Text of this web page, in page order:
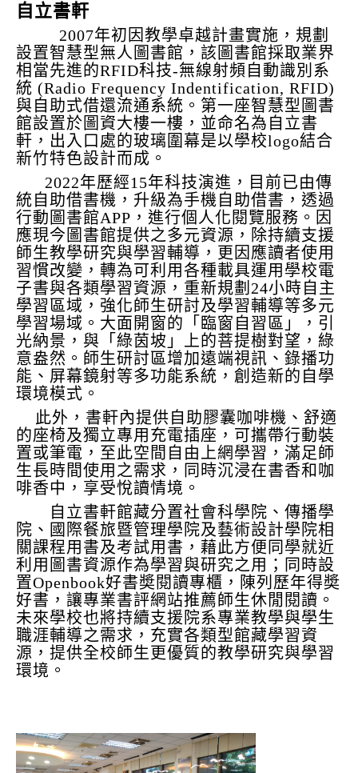
自立書軒
2007年初因教學卓越計畫實施，規劃
設置智慧型無人圖書館，該圖書館採取業界
相當先進的RFID科技-無線射頻自動識別系
統 (Radio Frequency Indentification, RFID)
與自助式借還流通系統。第一座智慧型圖書
館設置於圖資大樓一樓，並命名為自立書
軒，出入口處的玻璃圍幕是以學校logo結合
新竹特色設計而成。
2022年歷經15年科技演進，目前已由傳
統自助借書機，升級為手機自助借書，透過
行動圖書館APP，進行個人化閱覽服務。 因
應現今圖書館提供之多元資源，除持續支援
師生教學研究與學習輔導，更因應讀者使用
習慣改變，轉為可利用各種載具運用學校電
子書與各類學習資源，重新規劃24小時自主
學習區域，強化師生研討及學習輔導等多元
學習場域。大面開窗的「臨窗自習區」，引
光納景，與「綠茵坡」上的菩提樹對望，綠
意盎然。師生研討區增加遠端視訊、錄播功
能、屏幕鏡射等多功能系統，創造新的自學
環境模式。
此外，書軒內提供自助膠囊咖啡機、舒適
的座椅及獨立專用充電插座，可攜帶行動裝
置或筆電，至此空間自由上網學習，滿足師
生長時間使用之需求，同時沉浸在書香和咖
啡香中，享受悅讀情境。
自立書軒館藏分置社會科學院、傳播學
院、國際餐旅暨管理學院及藝術設計學院相
關課程用書及考試用書，藉此方便同學就近
利用圖書資源作為學習與研究之用；同時設
置Openbook好書奬閱讀專櫃，陳列歷年得奬
好書，讓專業書評網站推薦師生休閒閱讀。
未來學校也將持續支援院系專業教學與學生
職涯輔導之需求，充實各類型館藏學習資
源，提供全校師生更優質的教學研究與學習
環境。